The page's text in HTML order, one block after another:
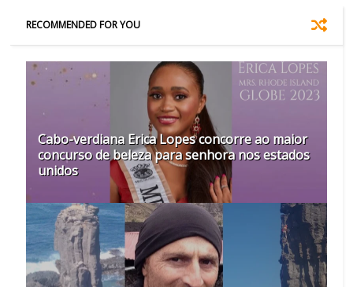
RECOMMENDED FOR YOU
Cabo-verdiana Erica Lopes concorre ao maior
concurso de beleza para senhora nos estados
unidos